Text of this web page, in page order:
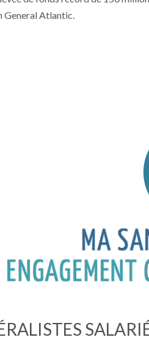
General Atlantic.